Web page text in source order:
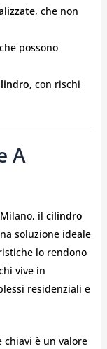
, che non
possono
, con rischi
A
il cilindro
soluzione ideale
lo rendono
vive in
residenziali e
è un valore